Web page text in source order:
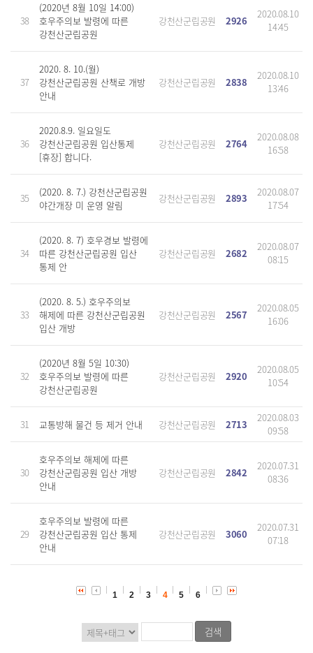
38
(2020년 8월 10일 14:00)
호우주의보 발령에 따른
강천산군립공원
강천산군립공원 2926
2020.08.10
14:45
37
2020. 8. 10.(월)
강천산군립공원 산책로 개방
안내
강천산군립공원 2838
2020.08.10
13:46
36
2020.8.9. 일요일도
강천산군립공원 입산통제
[휴장] 합니다.
강천산군립공원 2764
2020.08.08
16:58
35
(2020. 8. 7.) 강천산군립공원
야간개장 미 운영 알림
강천산군립공원 2893
2020.08.07
17:54
34
(2020. 8. 7) 호우경보 발령에
따른 강천산군립공원 입산
통제 안
강천산군립공원 2682
2020.08.07
08:15
33
(2020. 8. 5.) 호우주의보
해제에 따른 강천산군립공원
입산 개방
강천산군립공원 2567
2020.08.05
16:06
32
(2020년 8월 5일 10:30)
호우주의보 발령에 따른
강천산군립공원
강천산군립공원 2920
2020.08.05
10:54
31 교통방해 물건 등 제거 안내 강천산군립공원 2713
2020.08.03
09:58
30
호우주의보 해제에 따른
강천산군립공원 입산 개방
안내
강천산군립공원 2842
2020.07.31
08:36
29
호우주의보 발령에 따른
강천산군립공원 입산 통제
안내
강천산군립공원 3060
2020.07.31
07:18
1 2 3 4 5 6